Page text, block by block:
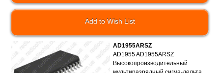
Add to Wish List
AD1955ARSZ
AD1955 AD1955ARSZ
Высокопроизводительный